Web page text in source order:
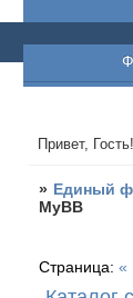
Привет, Гость!
» Единый
MyBB
Страница:«